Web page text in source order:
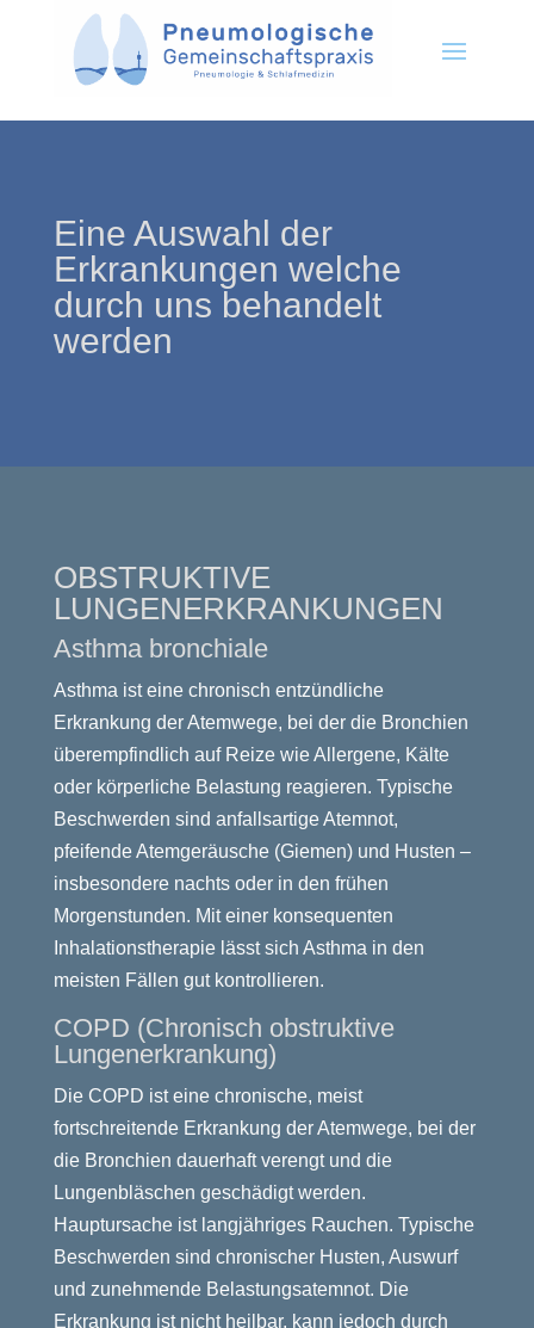
Eine Auswahl der
Erkrankungen welche
durch uns behandelt
werden
OBSTRUKTIVE
LUNGENERKRANKUNGEN
Asthma bronchiale
Asthma ist eine chronisch entzündliche
Erkrankung der Atemwege, bei der die Bronchien
überempfindlich auf Reize wie Allergene, Kälte
oder körperliche Belastung reagieren. Typische
Beschwerden sind anfallsartige Atemnot,
pfeifende Atemgeräusche (Giemen) und Husten –
insbesondere nachts oder in den frühen
Morgenstunden. Mit einer konsequenten
Inhalationstherapie lässt sich Asthma in den
meisten Fällen gut kontrollieren.
COPD (Chronisch obstruktive
Lungenerkrankung)
Die COPD ist eine chronische, meist
fortschreitende Erkrankung der Atemwege, bei der
die Bronchien dauerhaft verengt und die
Lungenbläschen geschädigt werden.
Hauptursache ist langjähriges Rauchen. Typische
Beschwerden sind chronischer Husten, Auswurf
und zunehmende Belastungsatemnot. Die
Erkrankung ist nicht heilbar, kann jedoch durch